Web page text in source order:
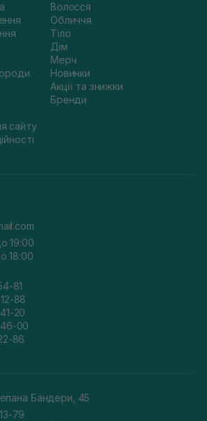
сайту
Волосся
Обличчя
Тіло
Дім
Мерч
Новинки
Акції та знижки
Бренди
19:00
18:00
81
88
20
00
86
Бандери, 45
79